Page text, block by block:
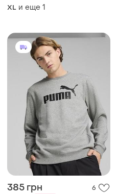
німеччини
XL и еще 1
385 грн 6